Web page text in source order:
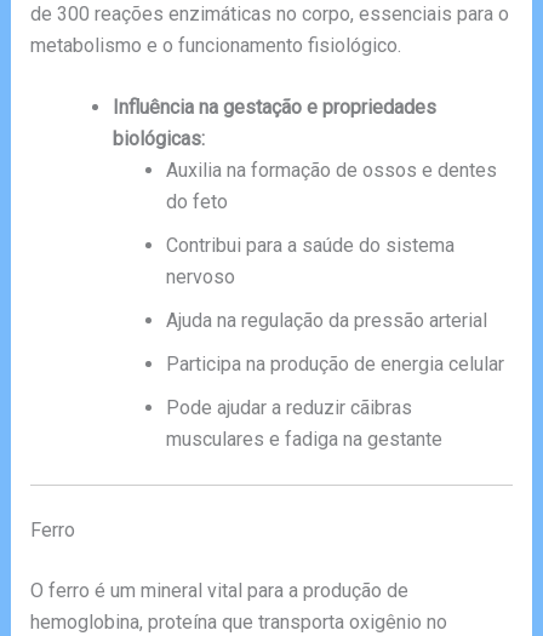
de 300 reações enzimáticas no corpo, essenciais para o
metabolismo e o funcionamento fisiológico.
Influência na gestação e propriedades
biológicas:
Auxilia na formação de ossos e dentes
do feto
Contribui para a saúde do sistema
nervoso
Ajuda na regulação da pressão arterial
Participa na produção de energia celular
Pode ajudar a reduzir cãibras
musculares e fadiga na gestante
Ferro
O ferro é um mineral vital para a produção de
hemoglobina, proteína que transporta oxigênio no